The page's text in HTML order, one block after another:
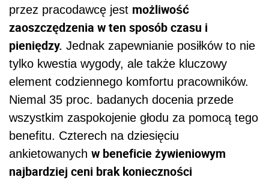
przez pracodawcę jest możliwość
zaoszczędzenia w ten sposób czasu i
pieniędzy. Jednak zapewnianie posiłków to nie
tylko kwestia wygody, ale także kluczowy
element codziennego komfortu pracowników.
Niemal 35 proc. badanych docenia przede
wszystkim zaspokojenie głodu za pomocą tego
benefitu. Czterech na dziesięciu
ankietowanych w beneficie żywieniowym
najbardziej ceni brak konieczności